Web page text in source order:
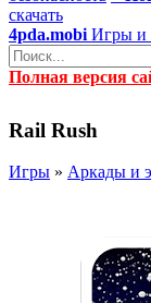
скачать
4pda.mobi Игры и
Полная версия
Rail Rush
Игры » Аркады и